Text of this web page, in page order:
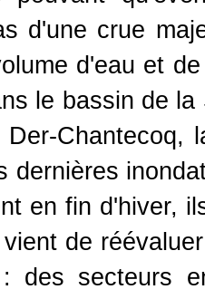
d'une crue
d'eau et
le bassin de
Chantecoq,
dernières
en fin d'hiver,
de
des secteurs